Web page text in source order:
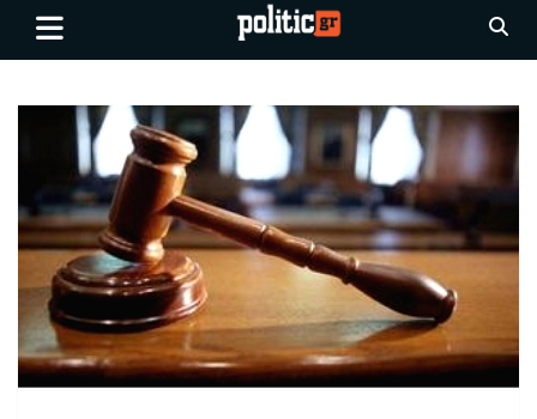
Skip
Ειδήσεις απο τη
Θεσσαλονίκη, την Ελλάδα και
όλο τον Κόσμο
politic.gr